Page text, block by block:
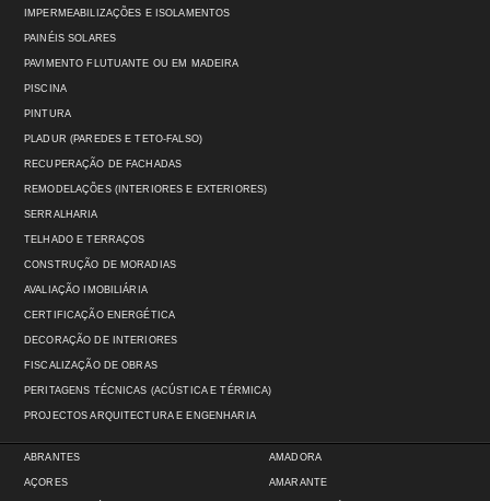
IMPERMEABILIZAÇÕES E ISOLAMENTOS
PAINÉIS SOLARES
PAVIMENTO FLUTUANTE OU EM MADEIRA
PISCINA
PINTURA
PLADUR (PAREDES E TETO-FALSO)
RECUPERAÇÃO DE FACHADAS
REMODELAÇÕES (INTERIORES E EXTERIORES)
SERRALHARIA
TELHADO E TERRAÇOS
CONSTRUÇÃO DE MORADIAS
AVALIAÇÃO IMOBILIÁRIA
CERTIFICAÇÃO ENERGÉTICA
DECORAÇÃO DE INTERIORES
FISCALIZAÇÃO DE OBRAS
PERITAGENS TÉCNICAS (ACÚSTICA E TÉRMICA)
PROJECTOS ARQUITECTURA E ENGENHARIA
ABRANTES
AÇORES
AMADORA
AMARANTE